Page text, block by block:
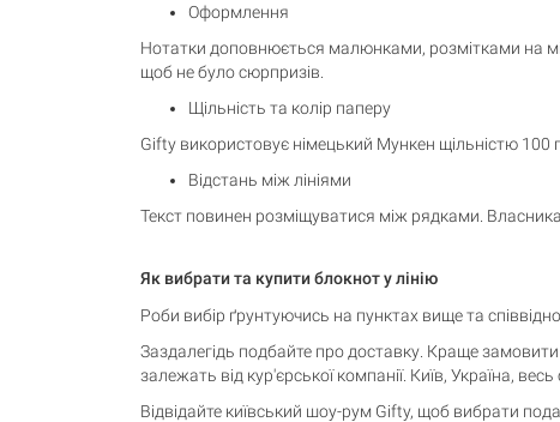
Оформлення
Нотатки доповнюється малюнками, розмітками на
щоб не було сюрпризів.
Щільність та колір паперу
Gifty використовує німецький Мункен щільністю
Відстань між лініями
Текст повинен розміщуватися між рядками.
Як вибрати та купити блокнот у лінію
Роби вибір ґрунтуючись на пунктах вище та
Заздалегідь подбайте про доставку. Краще
залежать від кур'єрської компанії. Київ, Україна, весь
Відвідайте київський шоу-рум Gifty, щоб вибрати